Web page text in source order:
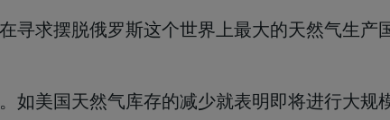
在寻求摆脱俄罗斯这个世界上最大的天然气生
如美国天然气库存的减少就表明即将进行大